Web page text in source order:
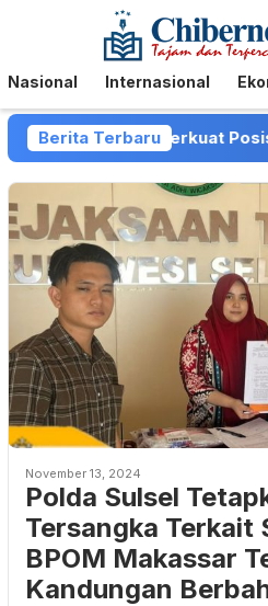
Menu
Mobile
Nasional Internasional
Berita Terbaru
Batu Perkuat Posisi
November 13, 2024
Polda Sulsel
Tersangka Terkait
BPOM Makassar
Kandungan